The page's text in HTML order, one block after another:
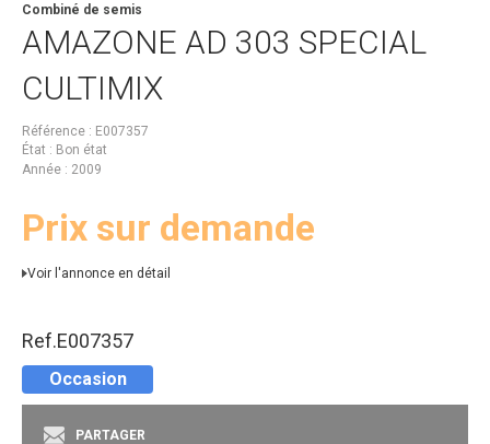
AMAZONE AD 303 SPECIAL
CULTIMIX
Combiné de semis
Référence
E007357
État
Bon état
Année
2009
Prix sur demande
Voir l'annonce en détail
Ref.E007357
Occasion
PARTAGER